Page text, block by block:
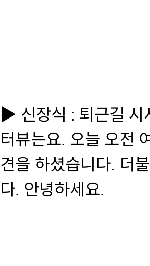
▶ 신장식 : 퇴근길 시
터뷰는요. 오늘 오전
견을 하셨습니다. 더
다. 안녕하세요.